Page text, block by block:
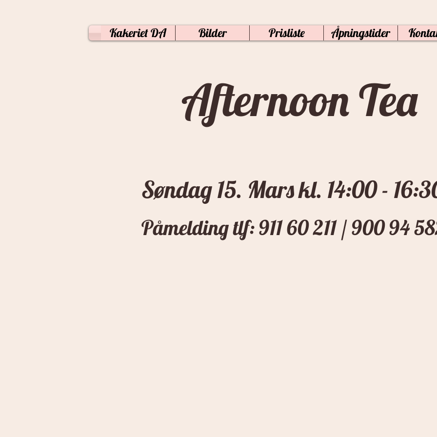
Kakeriet DA Bilder Prisliste Åpningstider
Afternoon Tea
Søndag 15. Mars kl. 14:00 -
Påmelding tlf: 911 60 211 / 900 94